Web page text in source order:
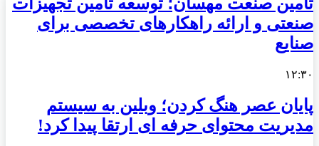
تامین صنعت مهسان؛ توسعه تأمین تجهیزات
صنعتی و ارائه راهکارهای تخصصی برای
صنایع
۱۲:۳۰
پایان عصر هنگ کردن؛ وبلین به سیستم
مدیریت محتوای حرفه ای ارتقا پیدا کرد!